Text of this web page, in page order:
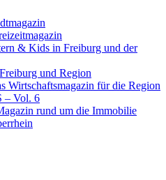
& Kids in Freiburg und der
und Region
Wirtschaftsmagazin für die Region
– Vol. 6
rund um die Immobilie